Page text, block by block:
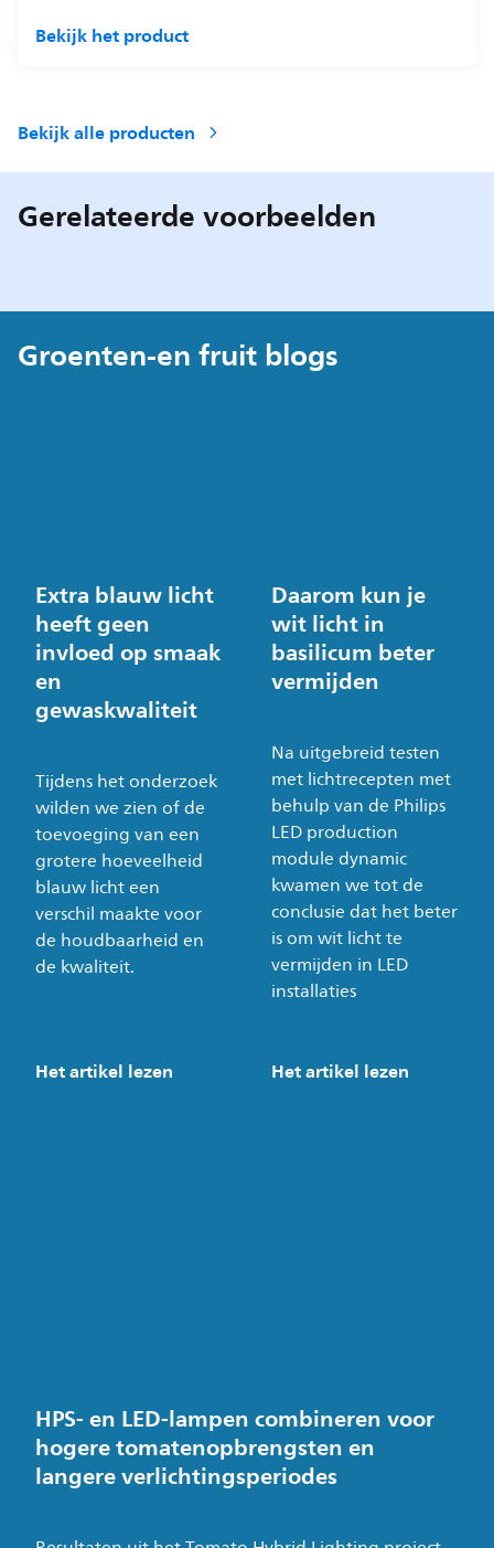
Bekijk het product
Bekijk alle producten
Gerelateerde voorbeelden
Groenten-en fruit blogs
Extra blauw licht
heeft geen
invloed op smaak
en
gewaskwaliteit
Tijdens het onderzoek
wilden we zien of de
toevoeging van een
grotere hoeveelheid
blauw licht een
verschil maakte voor
de houdbaarheid en
de kwaliteit.
Het artikel lezen
Daarom kun je
wit licht in
basilicum beter
vermijden
Na uitgebreid testen
met lichtrecepten met
behulp van de Philips
LED production
module dynamic
kwamen we tot de
conclusie dat het beter
is om wit licht te
vermijden in LED
installaties
Het artikel lezen
HPS- en LED-lampen combineren voor
hogere tomatenopbrengsten en
langere verlichtingsperiodes